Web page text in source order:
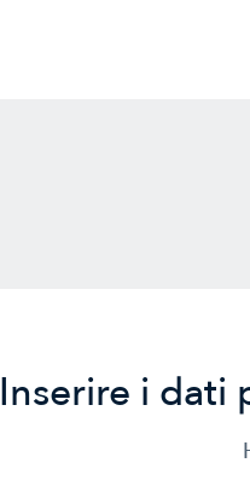
Inserire i dati